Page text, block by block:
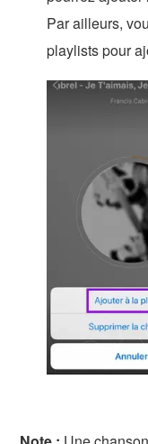
Par ailleurs,
playlists pour